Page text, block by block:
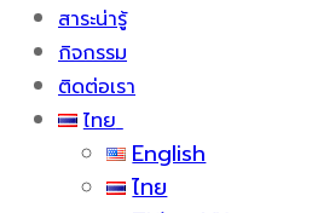
สาระน่ารู้
กิจกรรม
ติดต่อเรา
ไทย
English
ไทย